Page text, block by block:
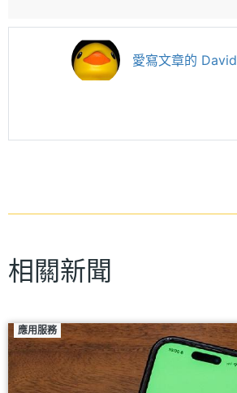
愛寫文章的 David
相關新聞
應用服務